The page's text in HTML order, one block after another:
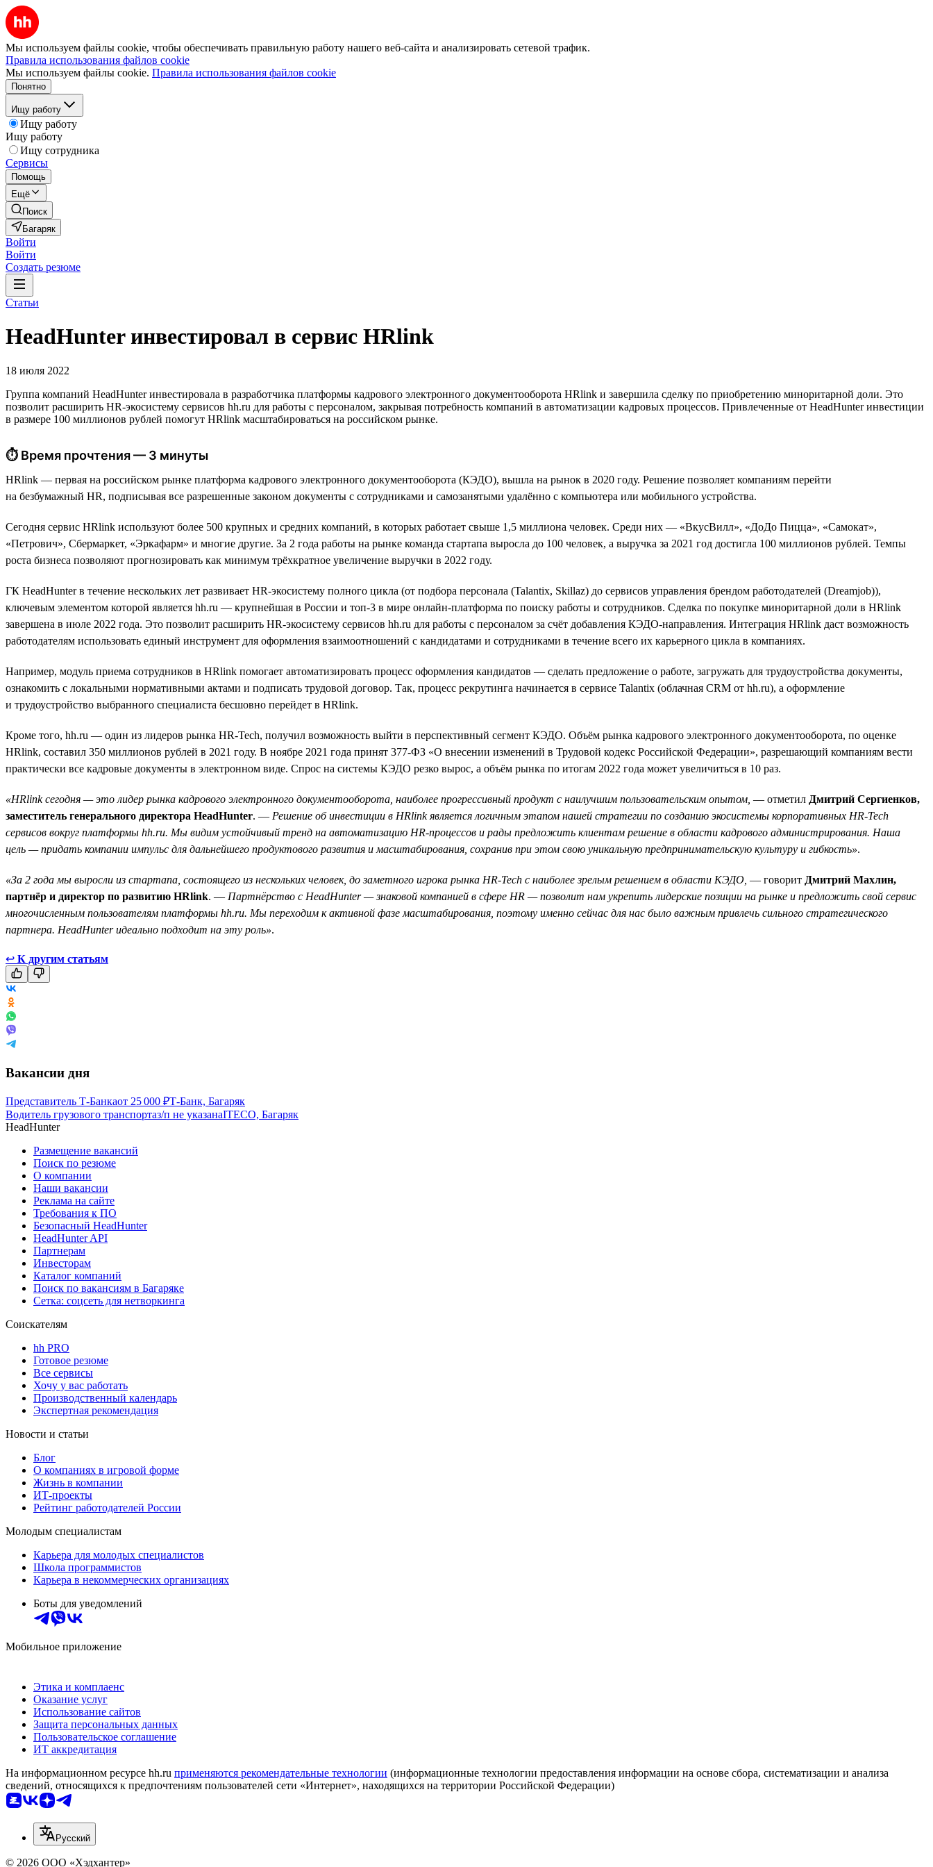
Мы используем файлы cookie, чтобы обеспечивать правильную работу нашего веб-сайта и анализировать сетевой трафик.
Правила использования файлов cookie
Мы используем файлы cookie. Правила использования файлов cookie
Понятно
Ищу работу
Ищу работу
Ищу работу
Ищу сотрудника
Сервисы
Помощь
Ещё
Поиск
Багаряк
Войти
Войти
Создать резюме
Статьи
HeadHunter инвестировал в сервис HRlink
18 июля 2022
Группа компаний HeadHunter инвестировала в разработчика платформы кадрового электронного документооборота HRlink и завершила сделку по приобретению миноритарной доли. Это
позволит расширить HR-экосистему сервисов hh.ru для работы с персоналом, закрывая потребность компаний в автоматизации кадровых процессов. Привлеченные от HeadHunter инвестиции
в размере 100 миллионов рублей помогут HRlink масштабироваться на российском рынке.
⏱ Время прочтения — 3 минуты
HRlink — первая на российском рынке платформа кадрового электронного документооборота (КЭДО), вышла на рынок в 2020 году. Решение позволяет компаниям перейти
на безбумажный HR, подписывая все разрешенные законом документы с сотрудниками и самозанятыми удалённо с компьютера или мобильного устройства.
Сегодня сервис HRlink используют более 500 крупных и средних компаний, в которых работает свыше 1,5 миллиона человек. Среди них — «ВкусВилл», «ДоДо Пицца», «Самокат»,
«Петрович», Сбермаркет, «Эркафарм» и многие другие. За 2 года работы на рынке команда стартапа выросла до 100 человек, а выручка за 2021 год достигла 100 миллионов рублей. Темпы
роста бизнеса позволяют прогнозировать как минимум трёхкратное увеличение выручки в 2022 году.
ГК HeadHunter в течение нескольких лет развивает HR-экосистему полного цикла (от подбора персонала (Talantix, Skillaz) до сервисов управления брендом работодателей (Dreamjob)),
ключевым элементом которой является hh.ru — крупнейшая в России и топ-3 в мире онлайн-платформа по поиску работы и сотрудников. Сделка по покупке миноритарной доли в HRlink
завершена в июле 2022 года. Это позволит расширить HR-экосистему сервисов hh.ru для работы с персоналом за счёт добавления КЭДО-направления. Интеграция HRlink даст возможность
работодателям использовать единый инструмент для оформления взаимоотношений с кандидатами и сотрудниками в течение всего их карьерного цикла в компаниях.
Например, модуль приема сотрудников в HRlink помогает автоматизировать процесс оформления кандидатов — сделать предложение о работе, загружать для трудоустройства документы,
ознакомить с локальными нормативными актами и подписать трудовой договор. Так, процесс рекрутинга начинается в сервисе Talantix (облачная CRM от hh.ru), а оформление
и трудоустройство выбранного специалиста бесшовно перейдет в HRlink.
Кроме того, hh.ru — один из лидеров рынка HR-Tech, получил возможность выйти в перспективный сегмент КЭДО. Объём рынка кадрового электронного документооборота, по оценке
HRlink, составил 350 миллионов рублей в 2021 году. В ноябре 2021 года принят 377-ФЗ «О внесении изменений в Трудовой кодекс Российской Федерации», разрешающий компаниям вести
практически все кадровые документы в электронном виде. Спрос на системы КЭДО резко вырос, а объём рынка по итогам 2022 года может увеличиться в 10 раз.
«HRlink сегодня — это лидер рынка кадрового электронного документооборота, наиболее прогрессивный продукт с наилучшим пользовательским опытом, — отметил Дмитрий Сергиенков,
заместитель генерального директора HeadHunter. — Решение об инвестиции в HRlink является логичным этапом нашей стратегии по созданию экосистемы корпоративных HR-Tech
сервисов вокруг платформы hh.ru. Мы видим устойчивый тренд на автоматизацию HR-процессов и рады предложить клиентам решение в области кадрового администрирования. Наша
цель — придать компании импульс для дальнейшего продуктового развития и масштабирования, сохранив при этом свою уникальную предпринимательскую культуру и гибкость».
«За 2 года мы выросли из стартапа, состоящего из нескольких человек, до заметного игрока рынка HR-Tech с наиболее зрелым решением в области КЭДО, — говорит Дмитрий Махлин,
партнёр и директор по развитию HRlink. — Партнёрство с HeadHunter — знаковой компанией в сфере HR — позволит нам укрепить лидерские позиции на рынке и предложить свой сервис
многочисленным пользователям платформы hh.ru. Мы переходим к активной фазе масштабирования, поэтому именно сейчас для нас было важным привлечь сильного стратегического
партнера. HeadHunter идеально подходит на эту роль».
↩ К другим статьям
Вакансии дня
Представитель Т-Банкаот 25 000 ₽Т-Банк, Багаряк
Водитель грузового транспортаз/п не указанаITECO, Багаряк
HeadHunter
Размещение вакансий
Поиск по резюме
О компании
Наши вакансии
Реклама на сайте
Требования к ПО
Безопасный HeadHunter
HeadHunter API
Партнерам
Инвесторам
Каталог компаний
Поиск по вакансиям в Багаряке
Сетка: соцсеть для нетворкинга
Соискателям
hh PRO
Готовое резюме
Все сервисы
Хочу у вас работать
Производственный календарь
Экспертная рекомендация
Новости и статьи
Блог
О компаниях в игровой форме
Жизнь в компании
ИТ-проекты
Рейтинг работодателей России
Молодым специалистам
Карьера для молодых специалистов
Школа программистов
Карьера в некоммерческих организациях
Боты для уведомлений
Мобильное приложение
Этика и комплаенс
Оказание услуг
Использование сайтов
Защита персональных данных
Пользовательское соглашение
ИТ аккредитация
На информационном ресурсе hh.ru применяются рекомендательные технологии (информационные технологии предоставления информации на основе сбора, систематизации и анализа
сведений, относящихся к предпочтениям пользователей сети «Интернет», находящихся на территории Российской Федерации)
Русский
© 2026 ООО «Хэдхантер»